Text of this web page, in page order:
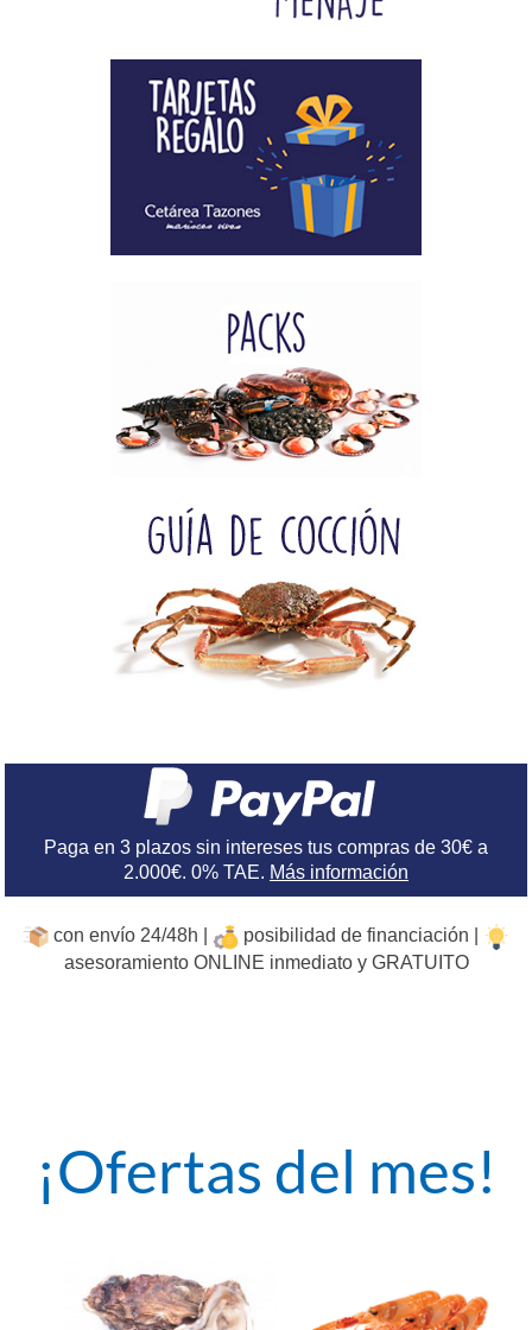
Paga en 3 plazos sin intereses tus compras de 30€ a
2.000€. 0% TAE. Más información
con envío 24/48h |
posibilidad de financiación |
asesoramiento ONLINE inmediato y GRATUITO
¡Ofertas del mes!